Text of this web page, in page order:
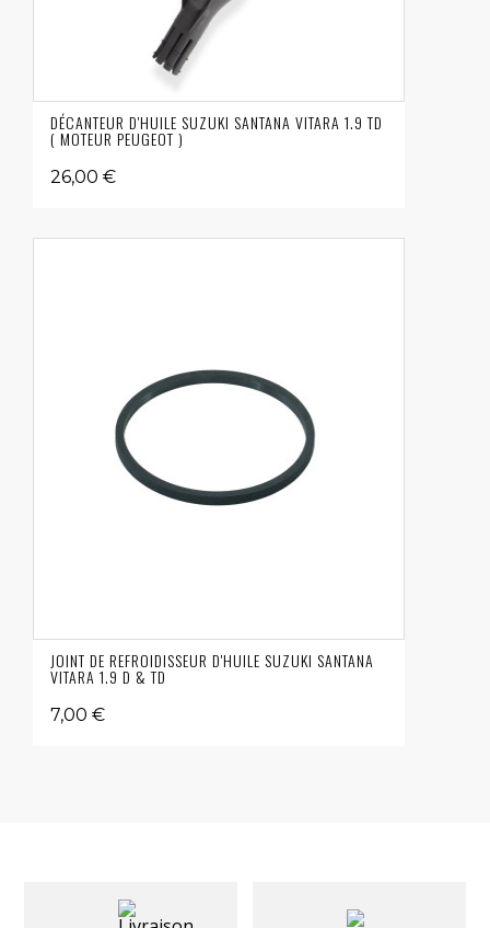
DÉCANTEUR D'HUILE SUZUKI SANTANA VITARA 1.9 TD
( MOTEUR PEUGEOT )
26,00 €
JOINT DE REFROIDISSEUR D'HUILE SUZUKI SANTANA
VITARA 1.9 D & TD
7,00 €